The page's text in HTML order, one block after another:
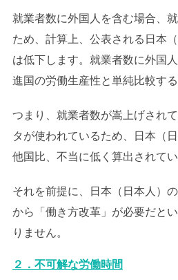
就業者数に外国人を含む場合、
ため、計算上、公表される日本
は低下します。就業者数に外国
進国の労働生産性と単純比較する
つまり、就業者数が嵩上げされ
タが使われているため、日本（
他国比、不当に低く算出されて
それを前提に、日本（日本人）
から「働き方改革」が必要だと
りません。
２．不可解な労働時間